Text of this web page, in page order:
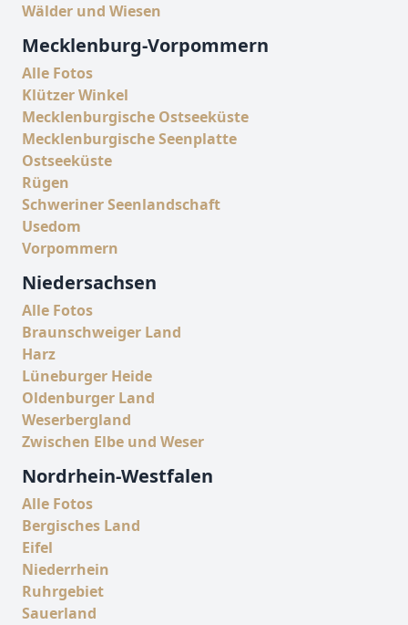
Wälder und Wiesen
Mecklenburg-Vorpommern
Alle Fotos
Klützer Winkel
Mecklenburgische Ostseeküste
Mecklenburgische Seenplatte
Ostseeküste
Rügen
Schweriner Seenlandschaft
Usedom
Vorpommern
Niedersachsen
Alle Fotos
Braunschweiger Land
Harz
Lüneburger Heide
Oldenburger Land
Weserbergland
Zwischen Elbe und Weser
Nordrhein-Westfalen
Alle Fotos
Bergisches Land
Eifel
Niederrhein
Ruhrgebiet
Sauerland